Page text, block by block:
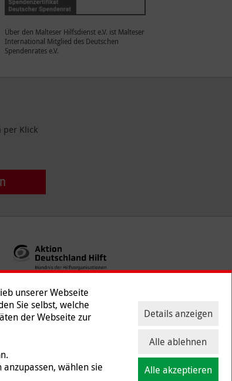
Über den Malteser Hilfsdienst e.V. ist Malteser
International Mitglied des Deutschen
Spendenrates e.V.
per Klick
Presse
befreit ist (Steuernummer
unserer Webseite
Sie selbst, welche
der Webseite zur
wählen sie
Alle ablehnen
Alle akzeptieren
Details anzeigen